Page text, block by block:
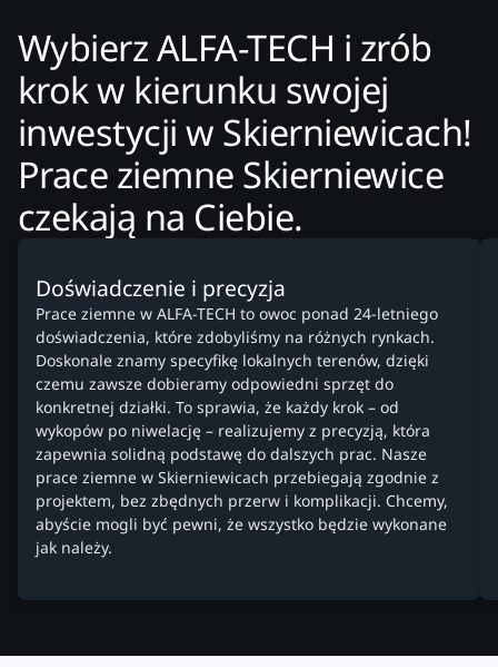
Wybierz ALFA-TECH i zrób
krok w kierunku swojej
inwestycji w Skierniewicach!
Prace ziemne Skierniewice
czekają na Ciebie.
Doświadczenie i precyzja
Prace ziemne w ALFA-TECH to owoc ponad 24-letniego
doświadczenia, które zdobyliśmy na różnych rynkach.
Doskonale znamy specyfikę lokalnych terenów, dzięki
czemu zawsze dobieramy odpowiedni sprzęt do
konkretnej działki. To sprawia, że każdy krok – od
wykopów po niwelację – realizujemy z precyzją, która
zapewnia solidną podstawę do dalszych prac. Nasze
prace ziemne w Skierniewicach przebiegają zgodnie z
projektem, bez zbędnych przerw i komplikacji. Chcemy,
abyście mogli być pewni, że wszystko będzie wykonane
jak należy.